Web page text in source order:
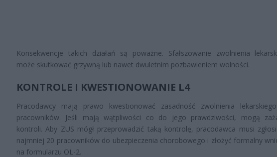
Konsekwencje takich działań są poważne. Sfałszowanie zwolnienia
może skutkować grzywną lub nawet dwuletnim pozbawieniem wolności.
KONTROLE I KWESTIONOWANIE L4
Pracodawcy mają prawo kwestionować zasadność zwolnienia
pracowników. Jeśli mają wątpliwości co do jego prawdziwości, mogą
kontroli. Aby ZUS mógł przeprowadzić taką kontrolę, pracodawca musi
najmniej 20 pracowników do ubezpieczenia chorobowego i złożyć formalny
na formularzu OL-2.